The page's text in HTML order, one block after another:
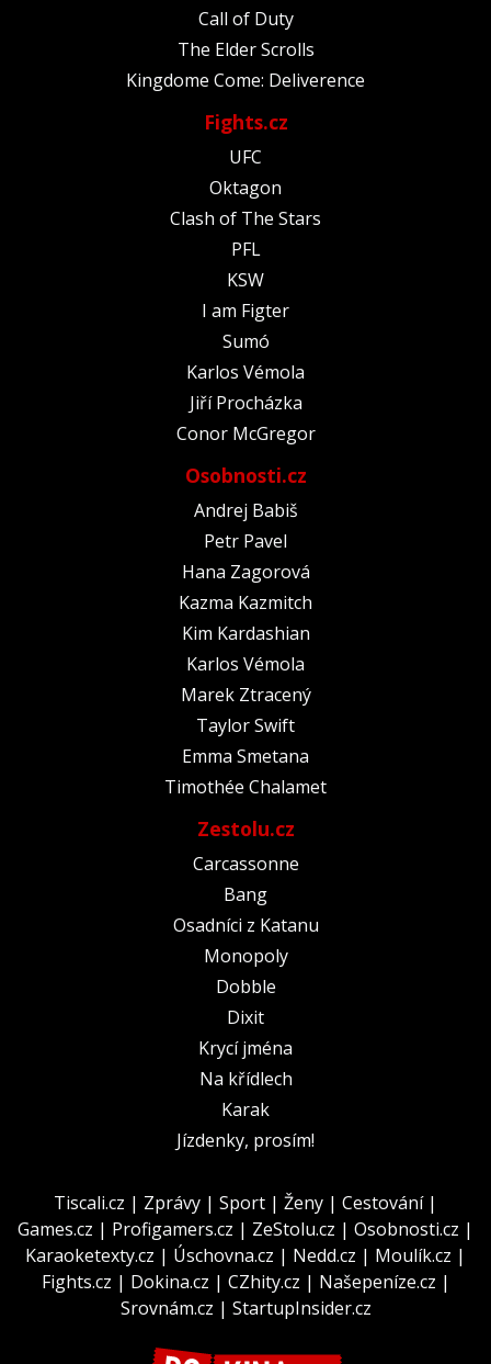
Call of Duty
The Elder Scrolls
Kingdome Come: Deliverence
Fights.cz
UFC
Oktagon
Clash of The Stars
PFL
KSW
I am Figter
Sumó
Karlos Vémola
Jiří Procházka
Conor McGregor
Osobnosti.cz
Andrej Babiš
Petr Pavel
Hana Zagorová
Kazma Kazmitch
Kim Kardashian
Karlos Vémola
Marek Ztracený
Taylor Swift
Emma Smetana
Timothée Chalamet
Zestolu.cz
Carcassonne
Bang
Osadníci z Katanu
Monopoly
Dobble
Dixit
Krycí jména
Na křídlech
Karak
Jízdenky, prosím!
Tiscali.cz | Zprávy | Sport | Ženy | Cestování|
Games.cz | Profigamers.cz | ZeStolu.cz | Osobnosti.cz |
Karaoketexty.cz | Úschovna.cz | Nedd.cz | Moulík.cz |
Fights.cz | Dokina.cz | CZhity.cz | Našepeníze.cz |
Srovnám.cz | StartupInsider.cz